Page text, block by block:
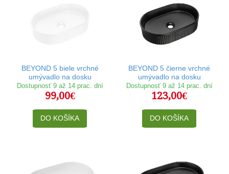
BEYOND 5 biele vrchné
umývadlo na dosku
Dostupnosť 9 až 14 prac. dní
99,00€
DO KOŠÍKA
BEYOND 5 čierne vrchné
umývadlo na dosku
Dostupnosť 9 až 14 prac. dní
123,00€
DO KOŠÍKA